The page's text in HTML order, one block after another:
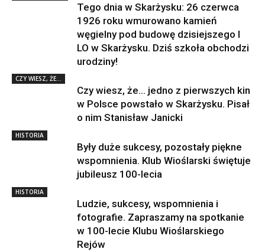
Tego dnia w Skarżysku: 26 czerwca
1926 roku wmurowano kamień
węgielny pod budowę dzisiejszego I
LO w Skarżysku. Dziś szkoła obchodzi
urodziny!
CZY WIESZ, ŻE...
Czy wiesz, że… jedno z pierwszych kin
w Polsce powstało w Skarżysku. Pisał
o nim Stanisław Janicki
HISTORIA
Były duże sukcesy, pozostały piękne
wspomnienia. Klub Wioślarski świętuje
jubileusz 100-lecia
HISTORIA
Ludzie, sukcesy, wspomnienia i
fotografie. Zapraszamy na spotkanie
w 100-lecie Klubu Wioślarskiego
Rejów